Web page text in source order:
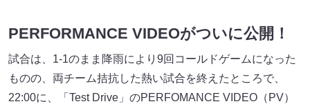
PERFORMANCE VIDEOがついに公開！
試合は、1-1のまま降雨により9回コールドゲームになった
ものの、両チーム拮抗した熱い試合を終えたところで、
22:00に、「Test Drive」のPERFOMANCE VIDEO（PV）